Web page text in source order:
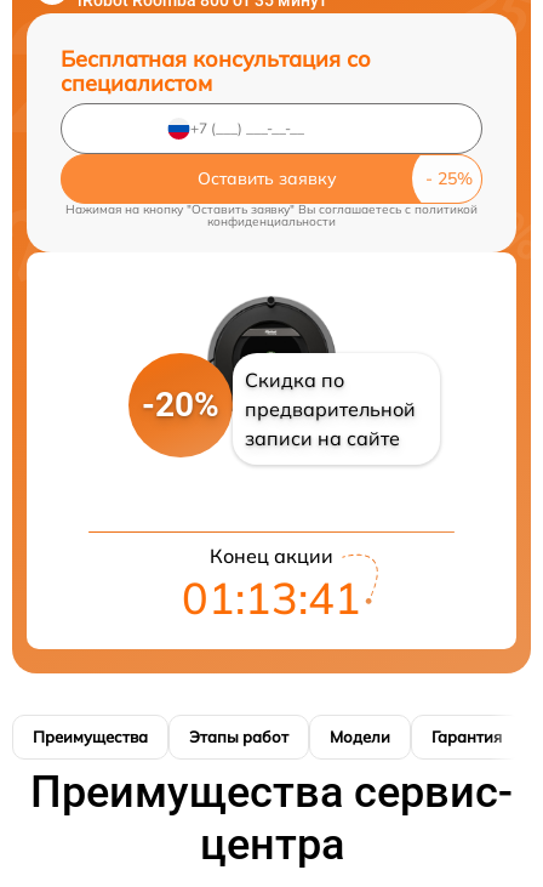
Бесплатная консультация со
специалистом
Оставить заявку
Нажимая на кнопку "Оставить заявку" Вы соглашаетесь cполитикой
конфиденциальности
-20%
Скидка по
предварительной
записи на сайте
Конец акции
01:13:40
Преимущества Этапы работ Модели Гарантия
Преимущества сервис-
центра